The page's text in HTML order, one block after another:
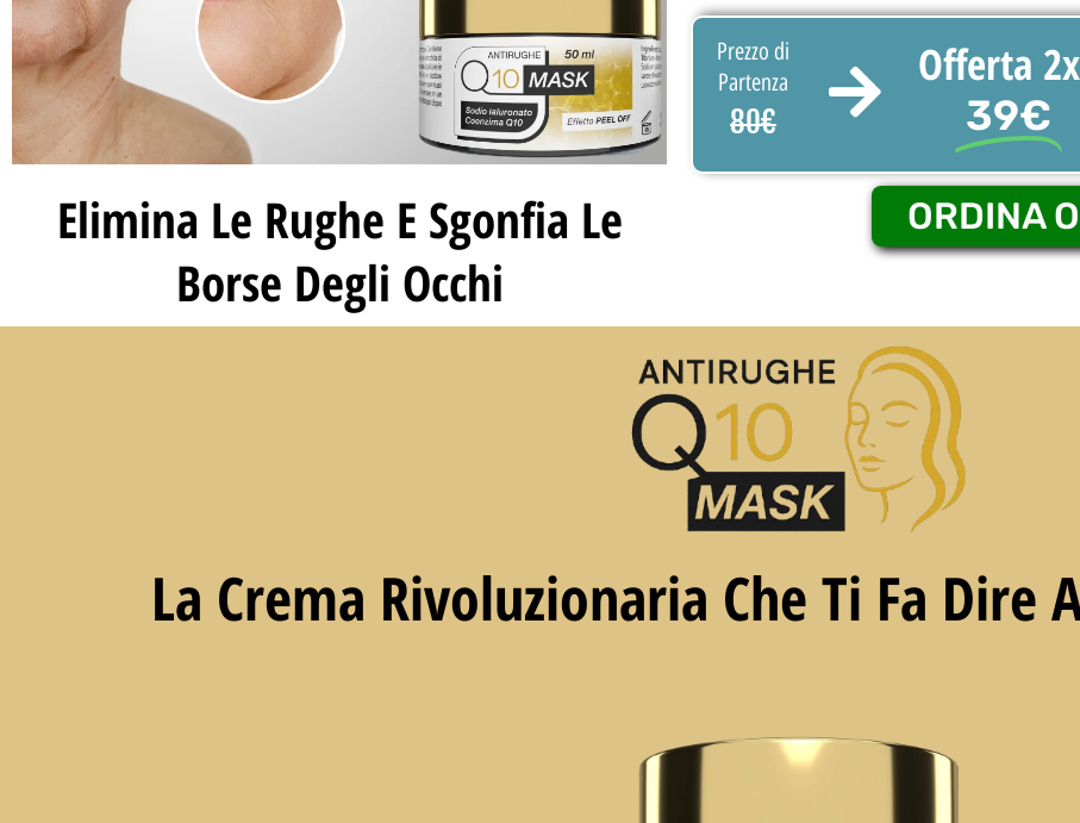
Elimina Le Rughe E Sgonfia Le
Borse Degli Occhi
Prezzo di
Partenza
80€
Offerta
39€
ORDINA
La Crema Rivoluzionaria Che Ti Fa Dire